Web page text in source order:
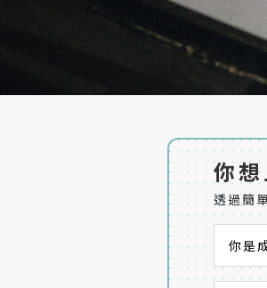
你
透過簡